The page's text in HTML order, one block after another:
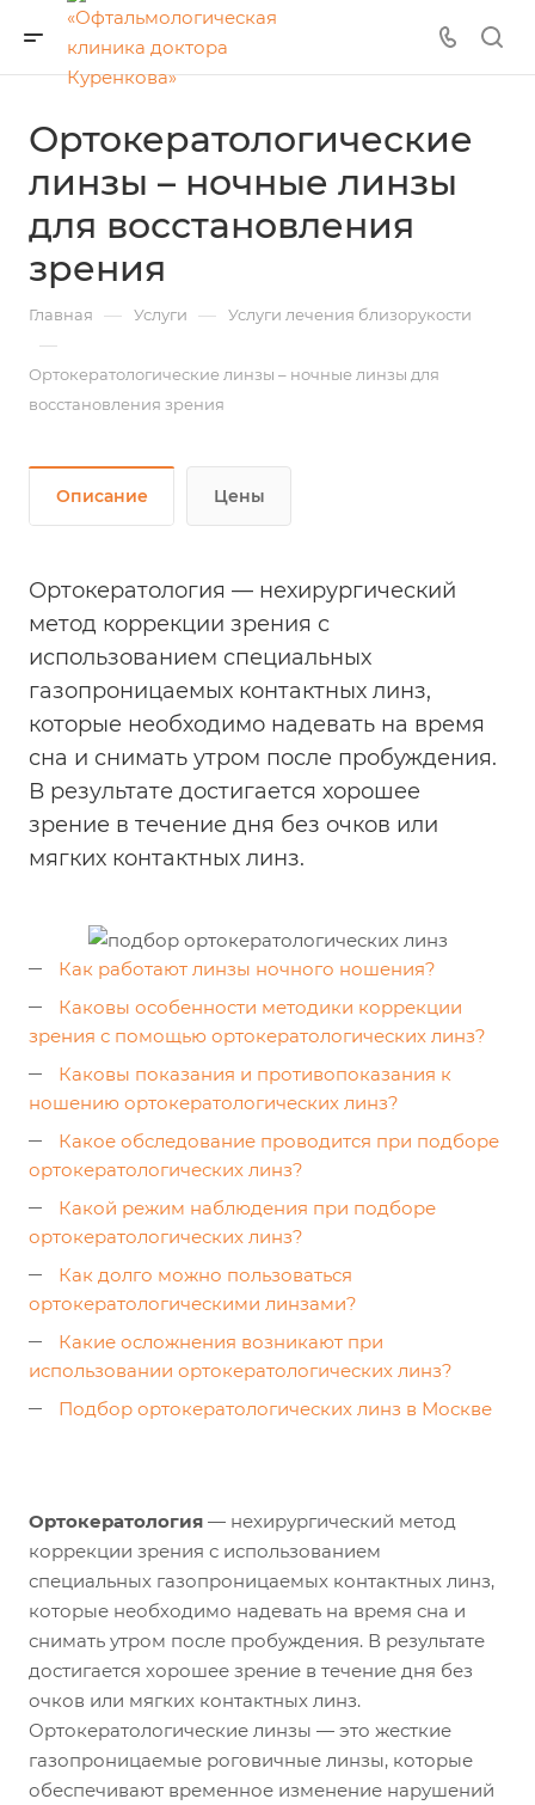
Ортокератологические
линзы – ночные линзы
для восстановления
зрения
Главная — Услуги — Услуги лечения близорукости
—
Ортокератологические линзы – ночные линзы для
восстановления зрения
Описание Цены
Ортокератология — нехирургический
метод коррекции зрения с
использованием специальных
газопроницаемых контактных линз,
которые необходимо надевать на время
сна и снимать утром после пробуждения.
В результате достигается хорошее
зрение в течение дня без очков или
мягких контактных линз.
Как работают линзы ночного ношения?
Каковы особенности методики коррекции
зрения с помощью ортокератологических линз?
Каковы показания и противопоказания к
ношению ортокератологических линз?
Какое обследование проводится при подборе
ортокератологических линз?
Какой режим наблюдения при подборе
ортокератологических линз?
Как долго можно пользоваться
ортокератологическими линзами?
Какие осложнения возникают при
использовании ортокератологических линз?
Подбор ортокератологических линз в Москве
Ортокератология — нехирургический метод
коррекции зрения с использованием
специальных газопроницаемых контактных линз,
которые необходимо надевать на время сна и
снимать утром после пробуждения. В результате
достигается хорошее зрение в течение дня без
очков или мягких контактных линз.
Ортокератологические линзы — это жесткие
газопроницаемые роговичные линзы, которые
обеспечивают временное изменение нарушений